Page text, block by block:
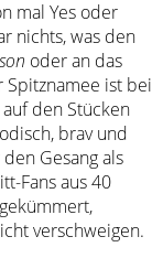
mal Yes oder
nichts, was den
oder an das
Spitznamee ist bei
den Stücken
brav und
Gesang als
Fans aus 40
verschweigen.